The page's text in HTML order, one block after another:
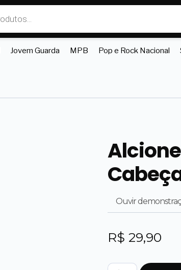
Jovem Guarda MPB Pop e Rock Nacional
Ouvir
R$ 29,90